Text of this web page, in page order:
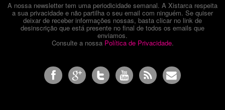
A nossa newsletter tem uma periodicidade semanal. A Xistarca respeita
a sua privacidade e não partilha o seu email com ninguém. Se quiser
deixar de receber informações nossas, basta clicar no link de
desinscrição que está presente no final de todos os emails que
enviamos.
Consulte a nossa Política de Privacidade.